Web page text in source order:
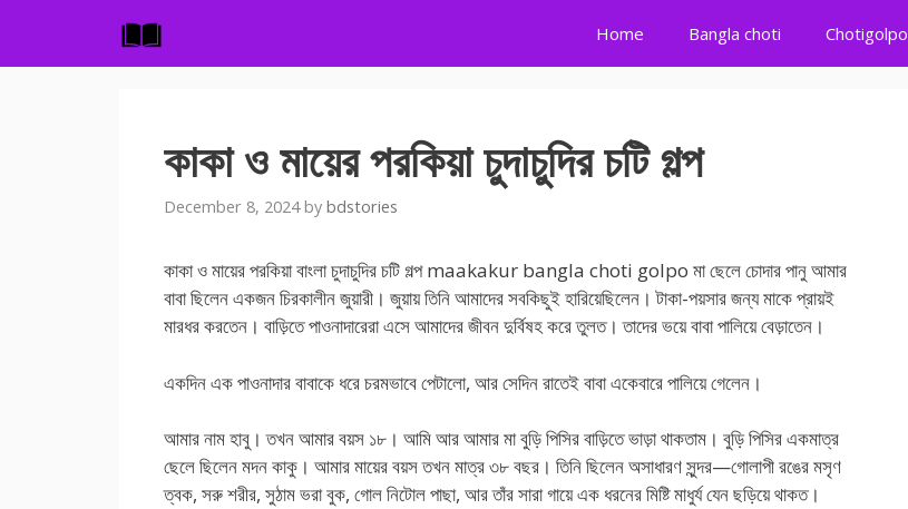
content
Home Bangla choti Chotigolpo
কাকা ও মায়ের পরকিয়া চুদাচুদির চটি গল্প
December 8, 2024 by bdstories
কাকা ও মায়ের পরকিয়া বাংলা চুদাচুদির চটি গল্প maakakur bangla choti golpo মা ছেলে চোদার পানু আমার
বাবা ছিলেন একজন চিরকালীন জুয়ারী। জুয়ায় তিনি আমাদের সবকিছুই হারিয়েছিলেন। টাকা-পয়সার জন্য মাকে প্রায়ই
মারধর করতেন। বাড়িতে পাওনাদারেরা এসে আমাদের জীবন দুর্বিষহ করে তুলত। তাদের ভয়ে বাবা পালিয়ে বেড়াতেন।
একদিন এক পাওনাদার বাবাকে ধরে চরমভাবে পেটালো, আর সেদিন রাতেই বাবা একেবারে পালিয়ে গেলেন।
আমার নাম হাবু। তখন আমার বয়স ১৮। আমি আর আমার মা বুড়ি পিসির বাড়িতে ভাড়া থাকতাম। বুড়ি পিসির একমাত্র
ছেলে ছিলেন মদন কাকু। আমার মায়ের বয়স তখন মাত্র ৩৮ বছর। তিনি ছিলেন অসাধারণ সুন্দর—গোলাপী রঙের মসৃণ
ত্বক, সরু শরীর, সুঠাম ভরা বুক, গোল নিটোল পাছা, আর তাঁর সারা গায়ে এক ধরনের মিষ্টি মাধুর্য যেন ছড়িয়ে থাকত।